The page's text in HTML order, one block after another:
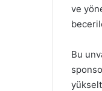
ve
Bu